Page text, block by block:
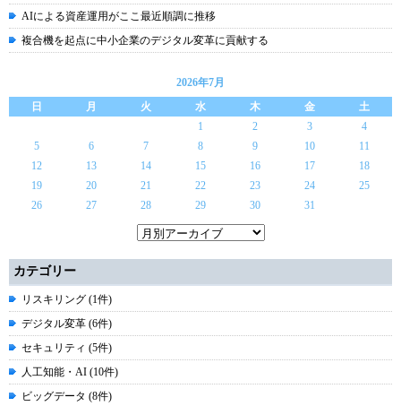
AIによる資産運用がここ最近順調に推移
複合機を起点に中小企業のデジタル変革に貢献する
2026年7月
日
月 火 水 木 金
土
1
2 3
4
5
6 7 8 9 10
11
12
13 14 15 16 17
18
19
20 21 22 23 24
25
26
27 28 29 30 31
カテゴリー
リスキリング (1件)
デジタル変革 (6件)
セキュリティ (5件)
人工知能・AI (10件)
ビッグデータ (8件)